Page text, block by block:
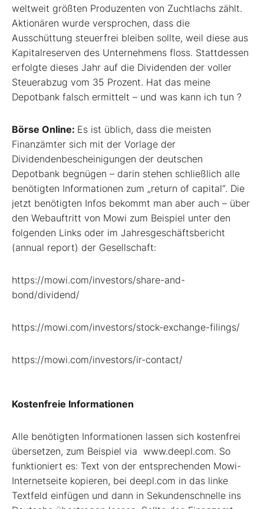
weltweit größten Produzenten von Zuchtlachs zählt.
Aktionären wurde versprochen, dass die
Ausschüttung steuerfrei bleiben sollte, weil diese aus
Kapitalreserven des Unternehmens floss. Stattdessen
erfolgte dieses Jahr auf die Dividenden der voller
Steuerabzug vom 35 Prozent. Hat das meine
Depotbank falsch ermittelt – und was kann ich tun ?
Börse Online: Es ist üblich, dass die meisten
Finanzämter sich mit der Vorlage der
Dividendenbescheinigungen der deutschen
Depotbank begnügen – darin stehen schließlich alle
benötigten Informationen zum „return of capital“. Die
jetzt benötigten Infos bekommt man aber auch – über
den Webauftritt von Mowi zum Beispiel unter den
folgenden Links oder im Jahresgeschäftsbericht
(annual report) der Gesellschaft:
https://mowi.com/investors/share-and-
bond/dividend/
https://mowi.com/investors/stock-exchange-filings/
https://mowi.com/investors/ir-contact/
Kostenfreie Informationen
Alle benötigten Informationen lassen sich kostenfrei
übersetzen, zum Beispiel via www.deepl.com. So
funktioniert es: Text von der entsprechenden Mowi-
Internetseite kopieren, bei deepl.com in das linke
Textfeld einfügen und dann in Sekundenschnelle ins